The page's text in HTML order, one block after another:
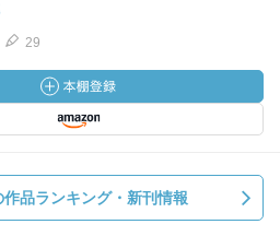
29
品ランキング・新刊情報